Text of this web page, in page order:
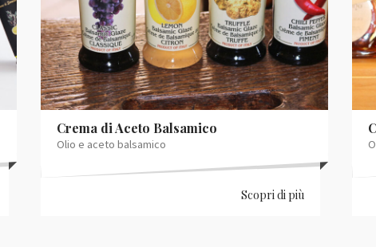
Crema di Aceto Balsamico
Olio e aceto balsamico
Scopri di più